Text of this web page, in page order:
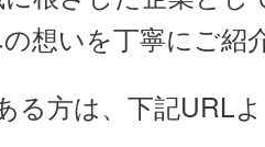
想いを丁寧にご
る方は、下記URL